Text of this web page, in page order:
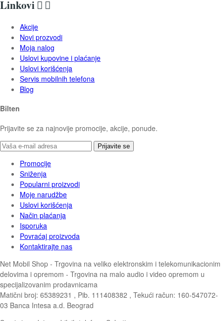
Linkovi  
Akcije
Novi prozvodi
Moja nalog
Uslovi kupovine i plaćanje
Uslovi korišćenja
Servis mobilnih telefona
Blog
Bilten
Prijavite se za najnovije promocije, akcije, ponude.
Prijavite se
Promocije
Sniženja
Popularni proizvodi
Moje narudžbe
Uslovi korišćenja
Način plaćanja
Isporuka
Povraćaj proizvoda
Kontaktirajte nas
Net Mobil Shop - Trgovina na veliko elektronskim i telekomunikacionim
delovima i opremom - Trgovina na malo audio i video opremom u
specijalizovanim prodavnicama
Matični broj: 65389231 , Pib. 111408382 , Tekući račun: 160-547072-
03 Banca Intesa a.d. Beograd